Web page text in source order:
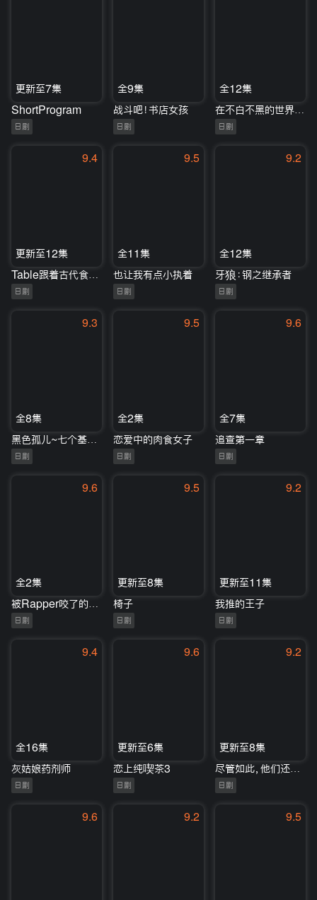
更新至7集
ShortProgram
日剧
全9集
战斗吧！书店女孩
日剧
全12集
在不白不黑的世界里，熊猫笑了
日剧
9.4
更新至12集
日剧
9.5
全11集
也让我有点小执着
日剧
9.2
全12集
牙狼：钢之继承者
日剧
9.3
全8集
日剧
9.5
全2集
恋爱中的肉食女子
日剧
9.6
全7集
追查第一章
日剧
9.6
全2集
被Rapper咬了的话就会变成Rapper
日剧
9.5
更新至8集
椅子
日剧
9.2
更新至11集
我推的王子
日剧
9.4
全16集
灰姑娘药剂师
日剧
9.6
更新至6集
恋上纯喫茶3
日剧
9.2
更新至8集
日剧
9.6 9.2 9.5